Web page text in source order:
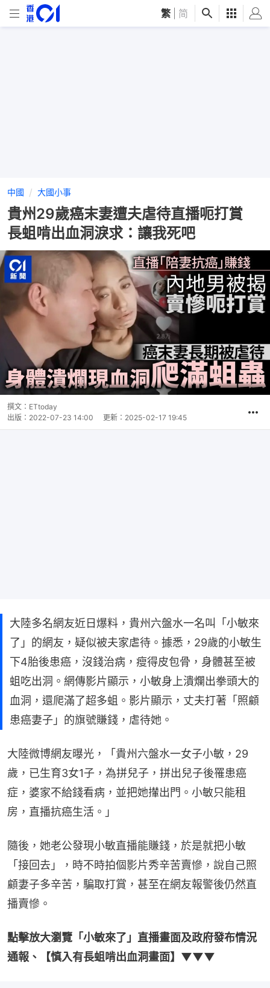
繁 简
中國 大國小事
貴州29歲癌末妻遭夫虐待直播呃打賞
長蛆啃出血洞淚求：讓我死吧
撰文： ETtoday
出版： 2022-07-23 14:00 更新： 2025-02-17 19:45
大陸多名網友近日爆料，貴州六盤水一名叫「小敏來
了」的網友，疑似被夫家虐待。據悉，29歲的小敏生
下4胎後患癌，沒錢治病，瘦得皮包骨，身體甚至被
蛆吃出洞。網傳影片顯示，小敏身上潰爛出拳頭大的
血洞，還爬滿了超多蛆。影片顯示，丈夫打著「照顧
患癌妻子」的旗號賺錢，虐待她。
大陸微博網友曝光，「貴州六盤水一女子小敏，29
歲，已生育3女1子，為拼兒子，拼出兒子後罹患癌
症，婆家不給錢看病，並把她攆出門。小敏只能租
房，直播抗癌生活。」
隨後，她老公發現小敏直播能賺錢，於是就把小敏
「接回去」，時不時拍個影片秀辛苦賣慘，說自己照
顧妻子多辛苦，騙取打賞，甚至在網友報警後仍然直
播賣慘。
點擊放大瀏覽「小敏來了」直播畫面及政府發布情況
通報、【慎入有長蛆啃出血洞畫面】▼▼▼